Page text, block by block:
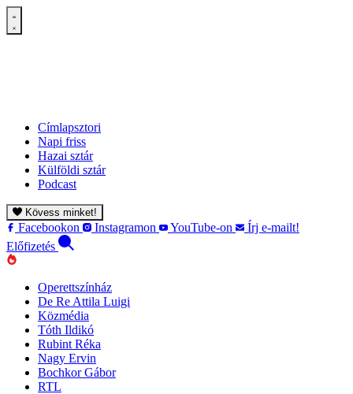
Címlapsztori
Napi friss
Hazai sztár
Külföldi sztár
Podcast
Kövess minket!
Facebookon Instagramon YouTube-on
Írj e-mailt!
Előfizetés
Operettszínház
De Re Attila Luigi
Közmédia
Tóth Ildikó
Rubint Réka
Nagy Ervin
Bochkor Gábor
RTL